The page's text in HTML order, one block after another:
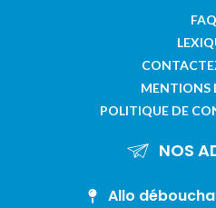
FAQ
MENTIONS
POLITIQUE DE
NOS
Allo